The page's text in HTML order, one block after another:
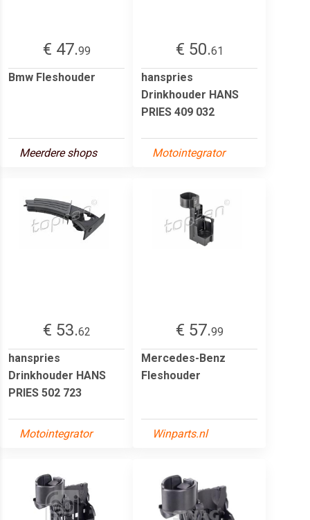
€ 47.99
Bmw Fleshouder
Meerdere shops
€ 50.61
hanspries
Drinkhouder HANS
PRIES 409 032
Motointegrator
€ 53.62
hanspries
Drinkhouder HANS
PRIES 502 723
Motointegrator
€ 57.99
Mercedes-Benz
Fleshouder
Winparts.nl